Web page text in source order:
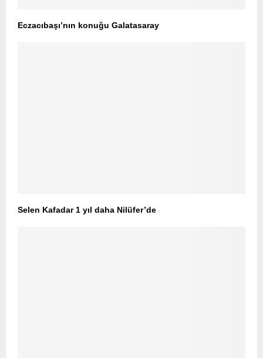
Eczacıbaşı’nın konuğu Galatasaray
Selen Kafadar 1 yıl daha Nilüfer’de